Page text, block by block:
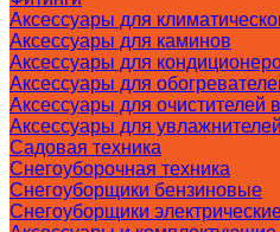
Аксессуары для
Аксессуары для каминов
Аксессуары для
Аксессуары для
Аксессуары для очистителей
Аксессуары для
Садовая техника
Снегоуборочная техника
Снегоуборщики бензиновые
Снегоуборщики